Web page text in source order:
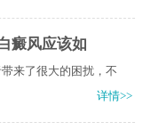
癜风应该如
来了很大的困扰，不
详情>>